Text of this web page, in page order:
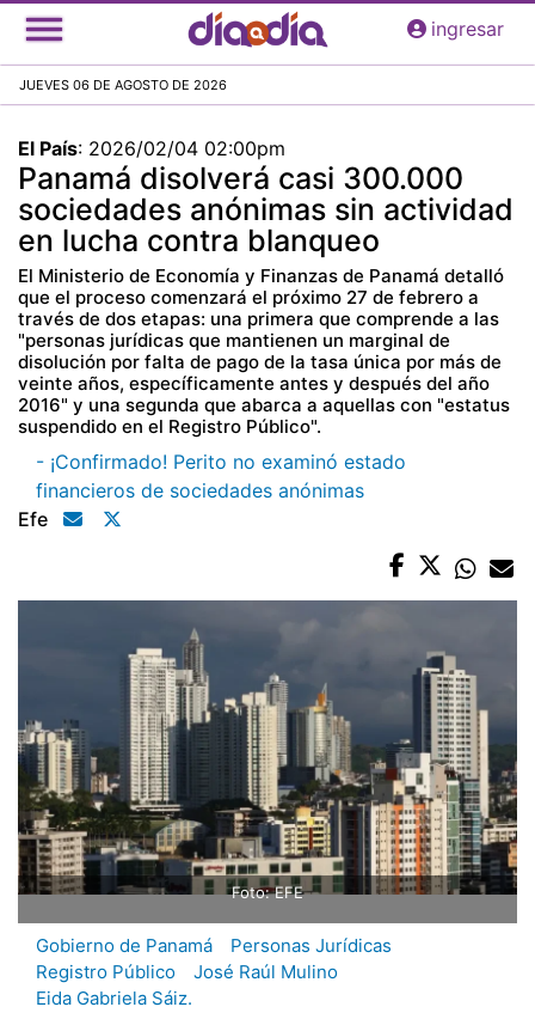
Pasar
al
principal
ingresar
JUEVES 06 DE AGOSTO DE 2026
El País: 2026/02/04 02:00pm
Panamá disolverá casi 300.000
sociedades anónimas sin actividad
en lucha contra blanqueo
El Ministerio de Economía y Finanzas de Panamá detalló
que el proceso comenzará el próximo 27 de febrero a
través de dos etapas: una primera que comprende a las
"personas jurídicas que mantienen un marginal de
disolución por falta de pago de la tasa única por más de
veinte años, específicamente antes y después del año
2016" y una segunda que abarca a aquellas con "estatus
suspendido en el Registro Público".
- ¡Confirmado! Perito no examinó estado
financieros de sociedades anónimas
Efe
Foto: EFE
Gobierno de Panamá
Personas Jurídicas
Registro Público
José Raúl Mulino
Eida Gabriela Sáiz.